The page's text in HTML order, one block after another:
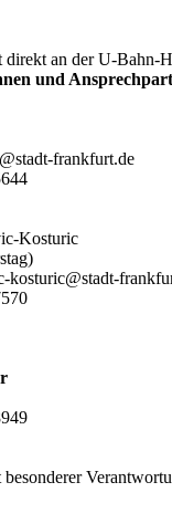
direkt an der U-Bahn-
und
frankfurt.de
Kosturic
kosturic@stadt-